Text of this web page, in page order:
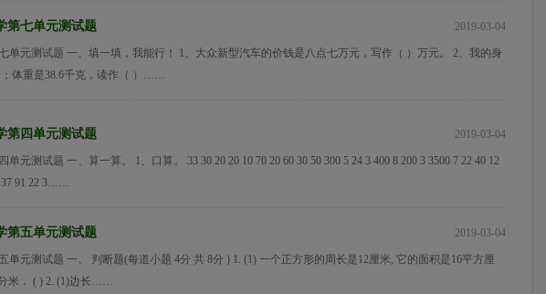
2019-03-04
第七单元测试题
单元测试题 一、填一填，我能行！ 1、大众新型汽车的价钱是八点七万元，写作（ ）万元。 2、我的身
体重是38.6千克，读作（ ）……
2019-03-04
第四单元测试题
元测试题 一、算一算。 1、口算。 33 30 20 20 10 70 20 60 30 50 300 5 24 3 400 8 200 3 3500 7 22 40 12
37 91 22 3……
2019-03-04
第五单元测试题
单元测试题 一、 判断题(每道小题 4分 共 8分 ) 1. (1) 一个正方形的周长是12厘米, 它的面积是16平方厘
米． ( ) 2. (1)边长……